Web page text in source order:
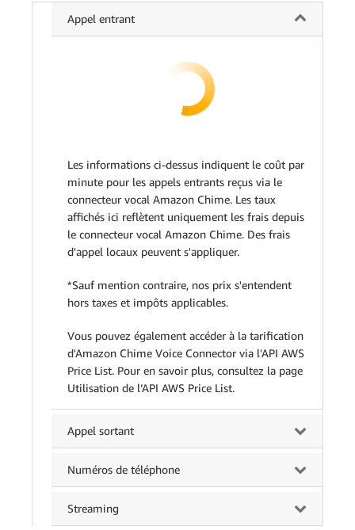
Appel entrant
Les informations ci-dessus indiquent le coût par
minute pour les appels entrants reçus via le
connecteur vocal Amazon Chime. Les taux
affichés ici reflètent uniquement les frais depuis
le connecteur vocal Amazon Chime. Des frais
d'appel locaux peuvent s'appliquer.
*Sauf mention contraire, nos prix s'entendent
hors taxes et impôts applicables.
Vous pouvez également accéder à la tarification
d'Amazon Chime Voice Connector via l'API AWS
Price List. Pour en savoir plus, consultez la page
Utilisation de l’API AWS Price List.
Appel sortant
Numéros de téléphone
Streaming